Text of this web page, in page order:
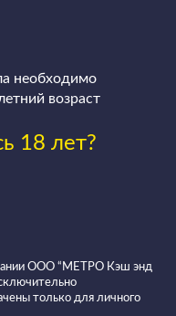
необходимо
возраст
18 лет?
ООО “МЕТРО Кэш энд
только для личного